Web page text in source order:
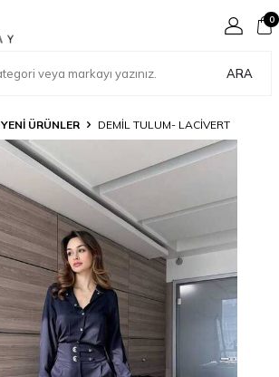
ARA
0
YENİ ÜRÜNLER DEMIL TULUM- LACIVERT